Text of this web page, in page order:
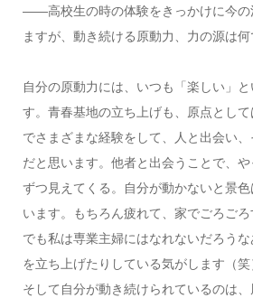
――高校生の時の体験をきっかけに今の
ますが、動き続ける原動力、力の源は何
自分の原動力には、いつも「楽しい」
す。青春基地の立ち上げも、原点とし
でさまざまな経験をして、人と出会い
だと思います。他者と出会うことで、
ずつ見えてくる。自分が動かないと景
います。もちろん疲れて、家でごろごろ
でも私は専業主婦にはなれないだろう
を立ち上げたりしている気がします（笑
そして自分が動き続けられているのは